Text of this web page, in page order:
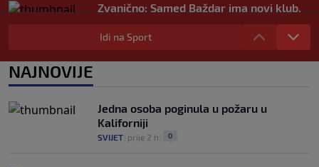
Zvanično: Samed Baždar ima novi klub,
zadužio broj sa velikom "težinom"
NOGOMET|prije 7 h
Prije nekoliko godina zaludjela je
Idi na Sport
NAJNOVIJE
Jedna osoba poginula u požaru u
Kaliforniji
SVIJET prije 2 h 0